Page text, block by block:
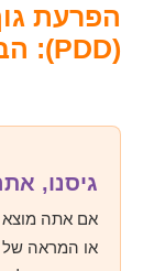
הפרעת
(PDD): הבנה, אבחון וטיפול
גיסנו,
אם אתה מוצא
או המראה של